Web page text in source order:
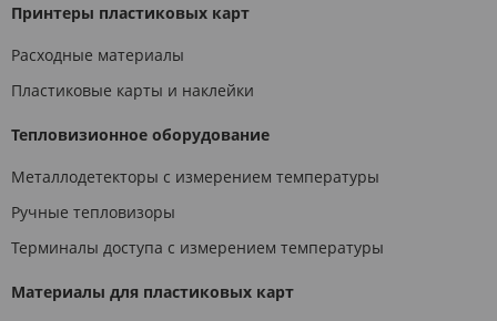
Принтеры пластиковых карт
Расходные материалы
Пластиковые карты и наклейки
Тепловизионное оборудование
Металлодетекторы с измерением температуры
Ручные тепловизоры
Терминалы доступа с измерением температуры
Материалы для пластиковых карт